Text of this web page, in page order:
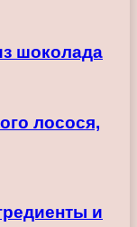
шоколада
лосося,
и